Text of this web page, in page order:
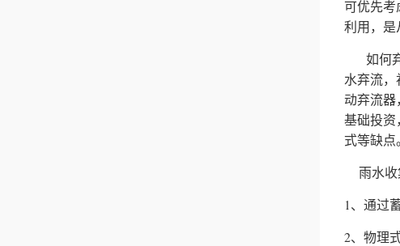
可优先
利用，是
如何弃
水弃流
动弃流器
基础投资
式等缺点。
雨水收
1、通过
2、物理